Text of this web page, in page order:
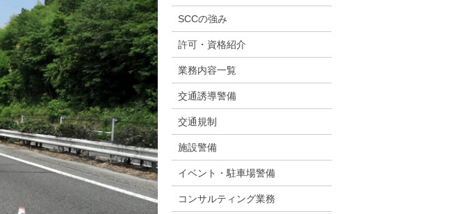
SCCの強み
許可・資格紹介
業務内容一覧
交通誘導警備
交通規制
施設警備
イベント・駐車場警備
コンサルティング業務